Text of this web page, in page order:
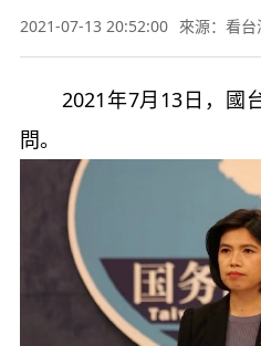
2021-07-13 20:52:00 來源：看
2021年7月13日，國
問。